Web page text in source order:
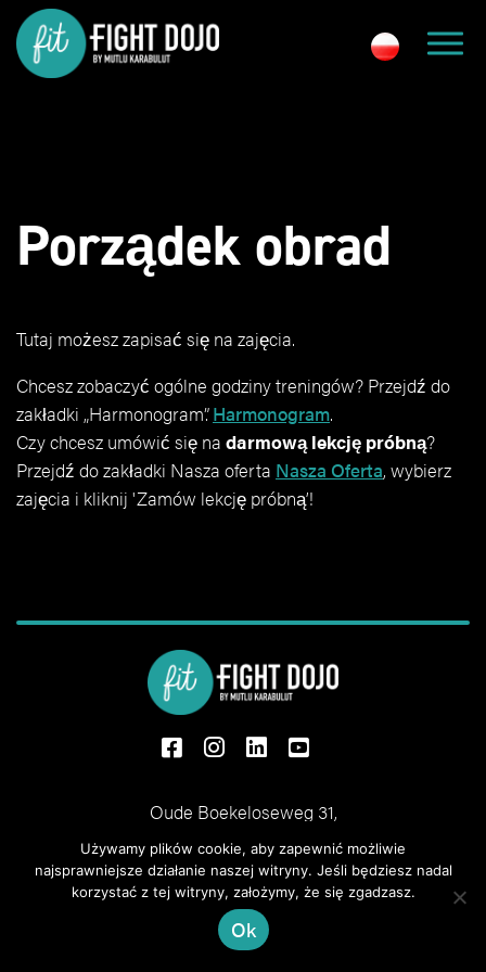
Porządek obrad
Tutaj możesz zapisać się na zajęcia.
Chcesz zobaczyć ogólne godziny treningów? Przejdź do
zakładki „Harmonogram”.Harmonogram.
Czy chcesz umówić się na darmową lekcję próbną?
Przejdź do zakładki Nasza oferta Nasza Oferta, wybierz
zajęcia i kliknij 'Zamów lekcję próbną’!
fb InstaLi Yt
Oude Boekeloseweg 31,
7553 DS Hengelo
+31 6 28 62 67 00 info@fit-kickboxing.nl
Algemene voorwaarden
Używamy plików cookie, aby zapewnić możliwie
najsprawniejsze działanie naszej witryny. Jeśli będziesz nadal
korzystać z tej witryny, założymy, że się zgadzasz.
Ok